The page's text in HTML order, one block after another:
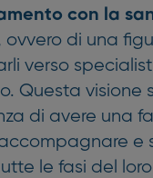
con la
, ovvero di una
verso
Questa visione
di avere una
e
le fasi del